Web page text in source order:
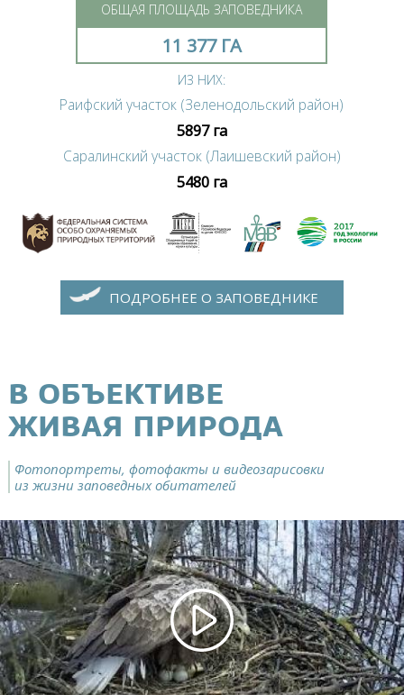
ОБЩАЯ ПЛОЩАДЬ ЗАПОВЕДНИКА
11 377 ГА
ИЗ НИХ:
Раифский участок (Зеленодольский район)
5897 га
Саралинский участок (Лаишевский район)
5480 га
ПОДРОБНЕЕ О ЗАПОВЕДНИКЕ
В ОБЪЕКТИВЕ
ЖИВАЯ ПРИРОДА
Фотопортреты, фотофакты и видеозарисовки
из жизни заповедных обитателей